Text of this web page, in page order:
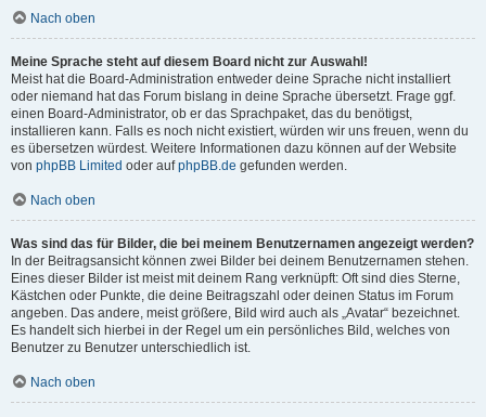
Nach oben
Meine Sprache steht auf diesem Board nicht zur Auswahl!
Meist hat die Board-Administration entweder deine Sprache nicht installiert
oder niemand hat das Forum bislang in deine Sprache übersetzt. Frage ggf.
einen Board-Administrator, ob er das Sprachpaket, das du benötigst,
installieren kann. Falls es noch nicht existiert, würden wir uns freuen, wenn du
es übersetzen würdest. Weitere Informationen dazu können auf der Website
von phpBB Limited oder aufphpBB.de gefunden werden.
Nach oben
Was sind das für Bilder, die bei meinem Benutzernamen angezeigt werden?
In der Beitragsansicht können zwei Bilder bei deinem Benutzernamen stehen.
Eines dieser Bilder ist meist mit deinem Rang verknüpft: Oft sind dies Sterne,
Kästchen oder Punkte, die deine Beitragszahl oder deinen Status im Forum
angeben. Das andere, meist größere, Bild wird auch als „Avatar“ bezeichnet.
Es handelt sich hierbei in der Regel um ein persönliches Bild, welches von
Benutzer zu Benutzer unterschiedlich ist.
Nach oben